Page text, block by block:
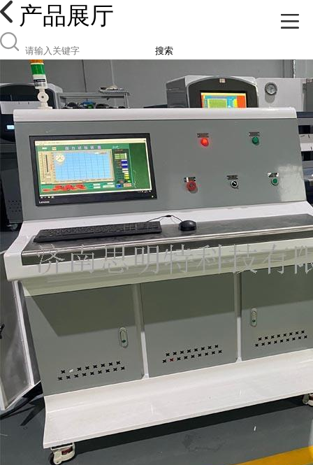
产品展厅
搜索